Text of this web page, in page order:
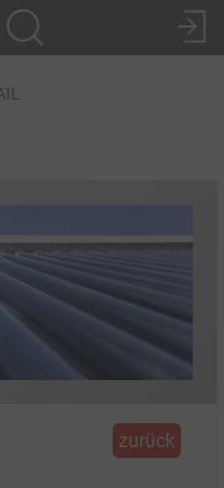
zurück